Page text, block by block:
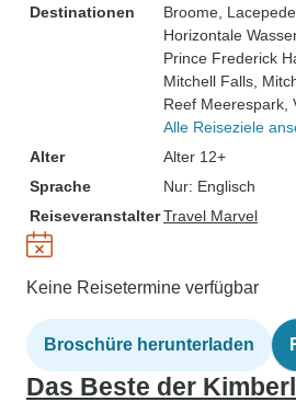
Destinationen
Broome ,
Horizontale
Prince Frederick
Mitchell Falls ,
Reef Meerespark
Alle Reiseziele
Alter
Alter 12+
Sprache
Nur: Englisch
ReiseveranstalterTravel Marvel
Keine Reisetermine verfügbar
Broschüre herunterladen
Das Beste der